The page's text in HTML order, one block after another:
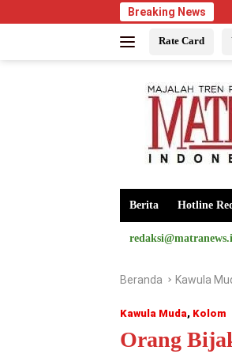
ke
Breaking News
Rate Card
Berita Hotline
Beranda Kawula
Kawula Muda, Kolom
Orang